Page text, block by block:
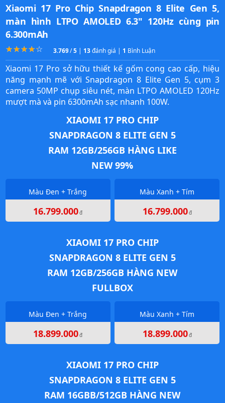
Xiaomi 17 Pro Chip Snapdragon 8 Elite Gen 5,
màn hình LTPO AMOLED 6.3" 120Hz cùng pin
6.300mAh
☆☆☆☆☆
★★★★★ 3.7692307692308
/5 13đánh giá | 1 Bình Luận
Xiaomi 17 Pro sở hữu thiết kế gốm cong cao cấp, hiệu
năng mạnh mẽ với Snapdragon 8 Elite Gen 5, cụm 3
camera 50MP chụp siêu nét, màn LTPO AMOLED 120Hz
mượt mà và pin 6300mAh sạc nhanh 100W.
XIAOMI 17 PRO CHIP
SNAPDRAGON 8 ELITE GEN 5
RAM 12GB/256GB HÀNG LIKE
NEW 99%
Màu Đen + Trắng
16.799.000đ
Màu Xanh + Tím
16.799.000đ
XIAOMI 17 PRO CHIP
SNAPDRAGON 8 ELITE GEN 5
RAM 12GB/256GB HÀNG NEW
FULLBOX
Màu Đen + Trắng
18.899.000đ
Màu Xanh + Tím
18.899.000đ
XIAOMI 17 PRO CHIP
SNAPDRAGON 8 ELITE GEN 5
RAM 16GBB/512GB HÀNG NEW